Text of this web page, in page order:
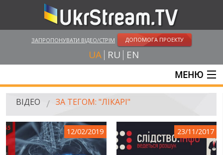
ЗАПРОПОНУВАТИ ВІДЕО/СТРІМ ДОПОМОГА ПРОЕКТУ
UA RU EN
МЕНЮ
ГОЛОВНА
ВІДЕО
ВІДЕО ЗА ТЕГОМ: "ЛІКАРІ"
12/02/2019 23/11/2017